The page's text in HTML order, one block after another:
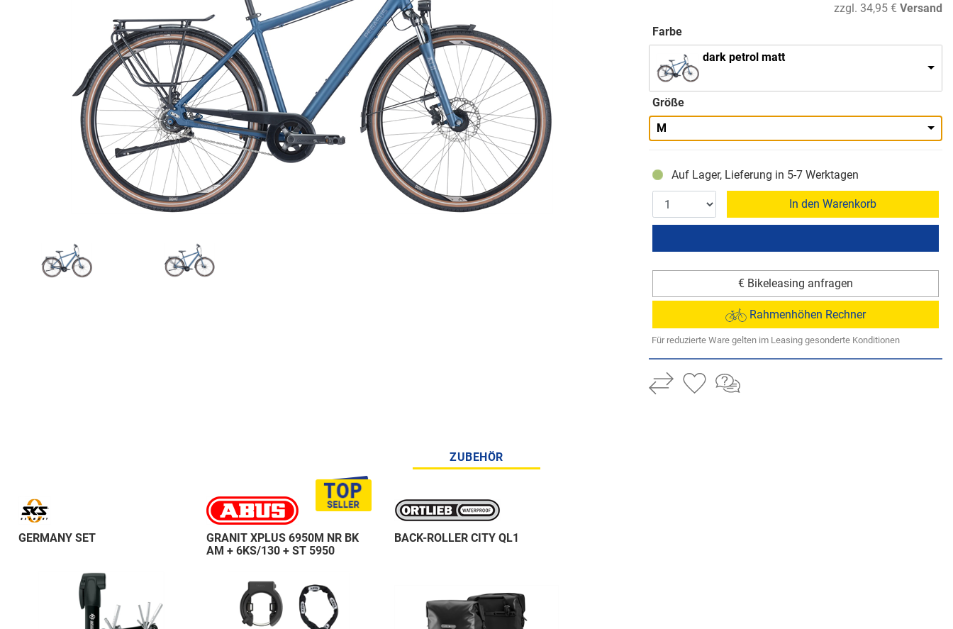
zzgl. 34,95 € Versand
Farbe
dark petrol matt
Größe
M
Auf Lager, Lieferung in 5-7 Werktagen
In den Warenkorb
€ Bikeleasing anfragen
Rahmenhöhen Rechner
Für reduzierte Ware gelten im Leasing gesonderte Konditionen
ZUBEHÖR
GERMANY SET
GRANIT XPLUS 6950M NR BK
AM + 6KS/130 + ST 5950
BACK-ROLLER CITY QL1